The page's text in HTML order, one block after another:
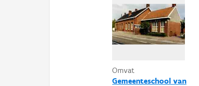
Omvat
Gemeenteschool van